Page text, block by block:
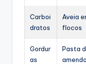
Carboi
dratos
Aveia
flocos
Gordur
as
Pasta